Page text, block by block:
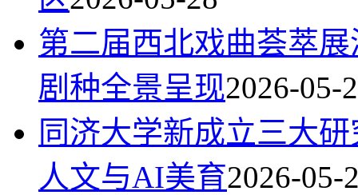
第二届西北戏曲荟萃
剧种全景呈现2026-05-
同济大学新成立三大
人文与AI美育2026-05-